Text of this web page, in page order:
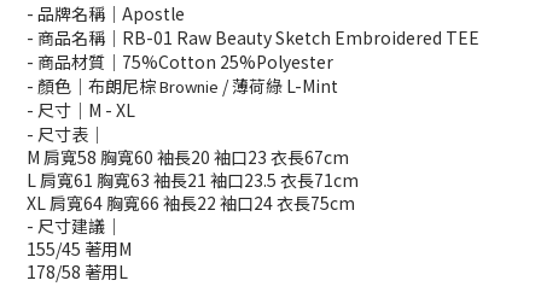
- 品牌名稱｜Apostle
- 商品名稱｜RB-01 Raw Beauty Sketch Embroidered TEE
- 商品材質｜75%Cotton 25%Polyester
- 顏色｜布朗尼棕Brownie / 薄荷綠 L-Mint
- 尺寸｜M - XL
- 尺寸表｜
M 肩寬58 胸寬60 袖長20 袖口23 衣長67cm
L 肩寬61 胸寬63 袖長21 袖口23.5 衣長71cm
XL 肩寬64 胸寬66 袖長22 袖口24 衣長75cm
- 尺寸建議｜
155/45 著用M
178/58 著用L